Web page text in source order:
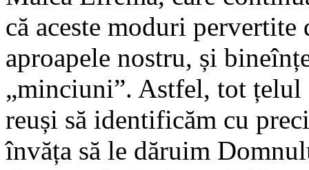
că aceste moduri
aproapele nostru, și
„minciuni”. Astfel, tot țelul
reuși să identificăm cu
învăța să le dăruim